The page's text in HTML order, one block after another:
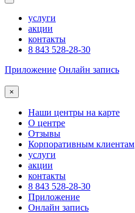
услуги
акции
контакты
8 843 528-28-30
Приложение Онлайн запись
×
Наши центры на карте
О центре
Отзывы
Корпоративным клиентам
услуги
акции
контакты
8 843 528-28-30
Приложение
Онлайн запись